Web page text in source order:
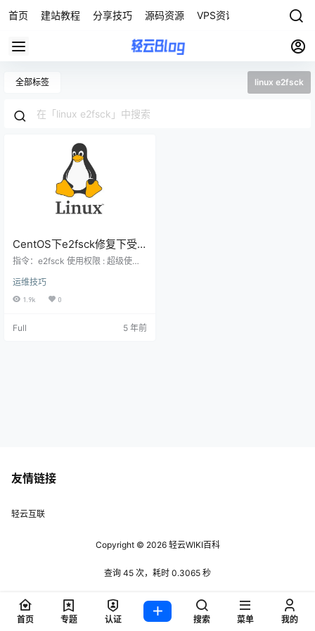
首页 建站教程 分享技巧 源码资源 VPS资讯
全部标签 linux e2fsck
CentOS下e2fsck修复下受
损的硬盘文件命令详解
指令：e2fsck 使用权限 : 超级使用
V] [-b superblock] [-B blocksize]
[-l|-L bad_blocks_file] [-C fd] devi
数 ： device ： 预备检查的硬盘 par
运维技巧
1.9k 0
Full 5 年前
友情链接
轻云互联
Copyright © 2026轻云WIKI百科
查询 45 次，耗时 0.3065 秒
首页 专题 认证 搜索 菜单 我的